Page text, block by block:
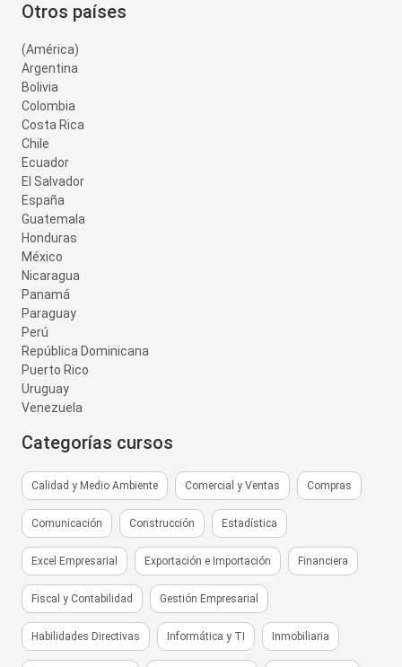
Otros países
(América)
Argentina
Bolivia
Colombia
Costa Rica
Chile
Ecuador
El Salvador
España
Guatemala
Honduras
México
Nicaragua
Panamá
Paraguay
Perú
República Dominicana
Puerto Rico
Uruguay
Venezuela
Categorías cursos
Calidad y Medio Ambiente Comercial y Ventas Compras
Comunicación Construcción Estadística
Excel Empresarial Exportación e Importación Financiera
Fiscal y Contabilidad Gestión Empresarial
Habilidades Directivas Informática y TI Inmobiliaria